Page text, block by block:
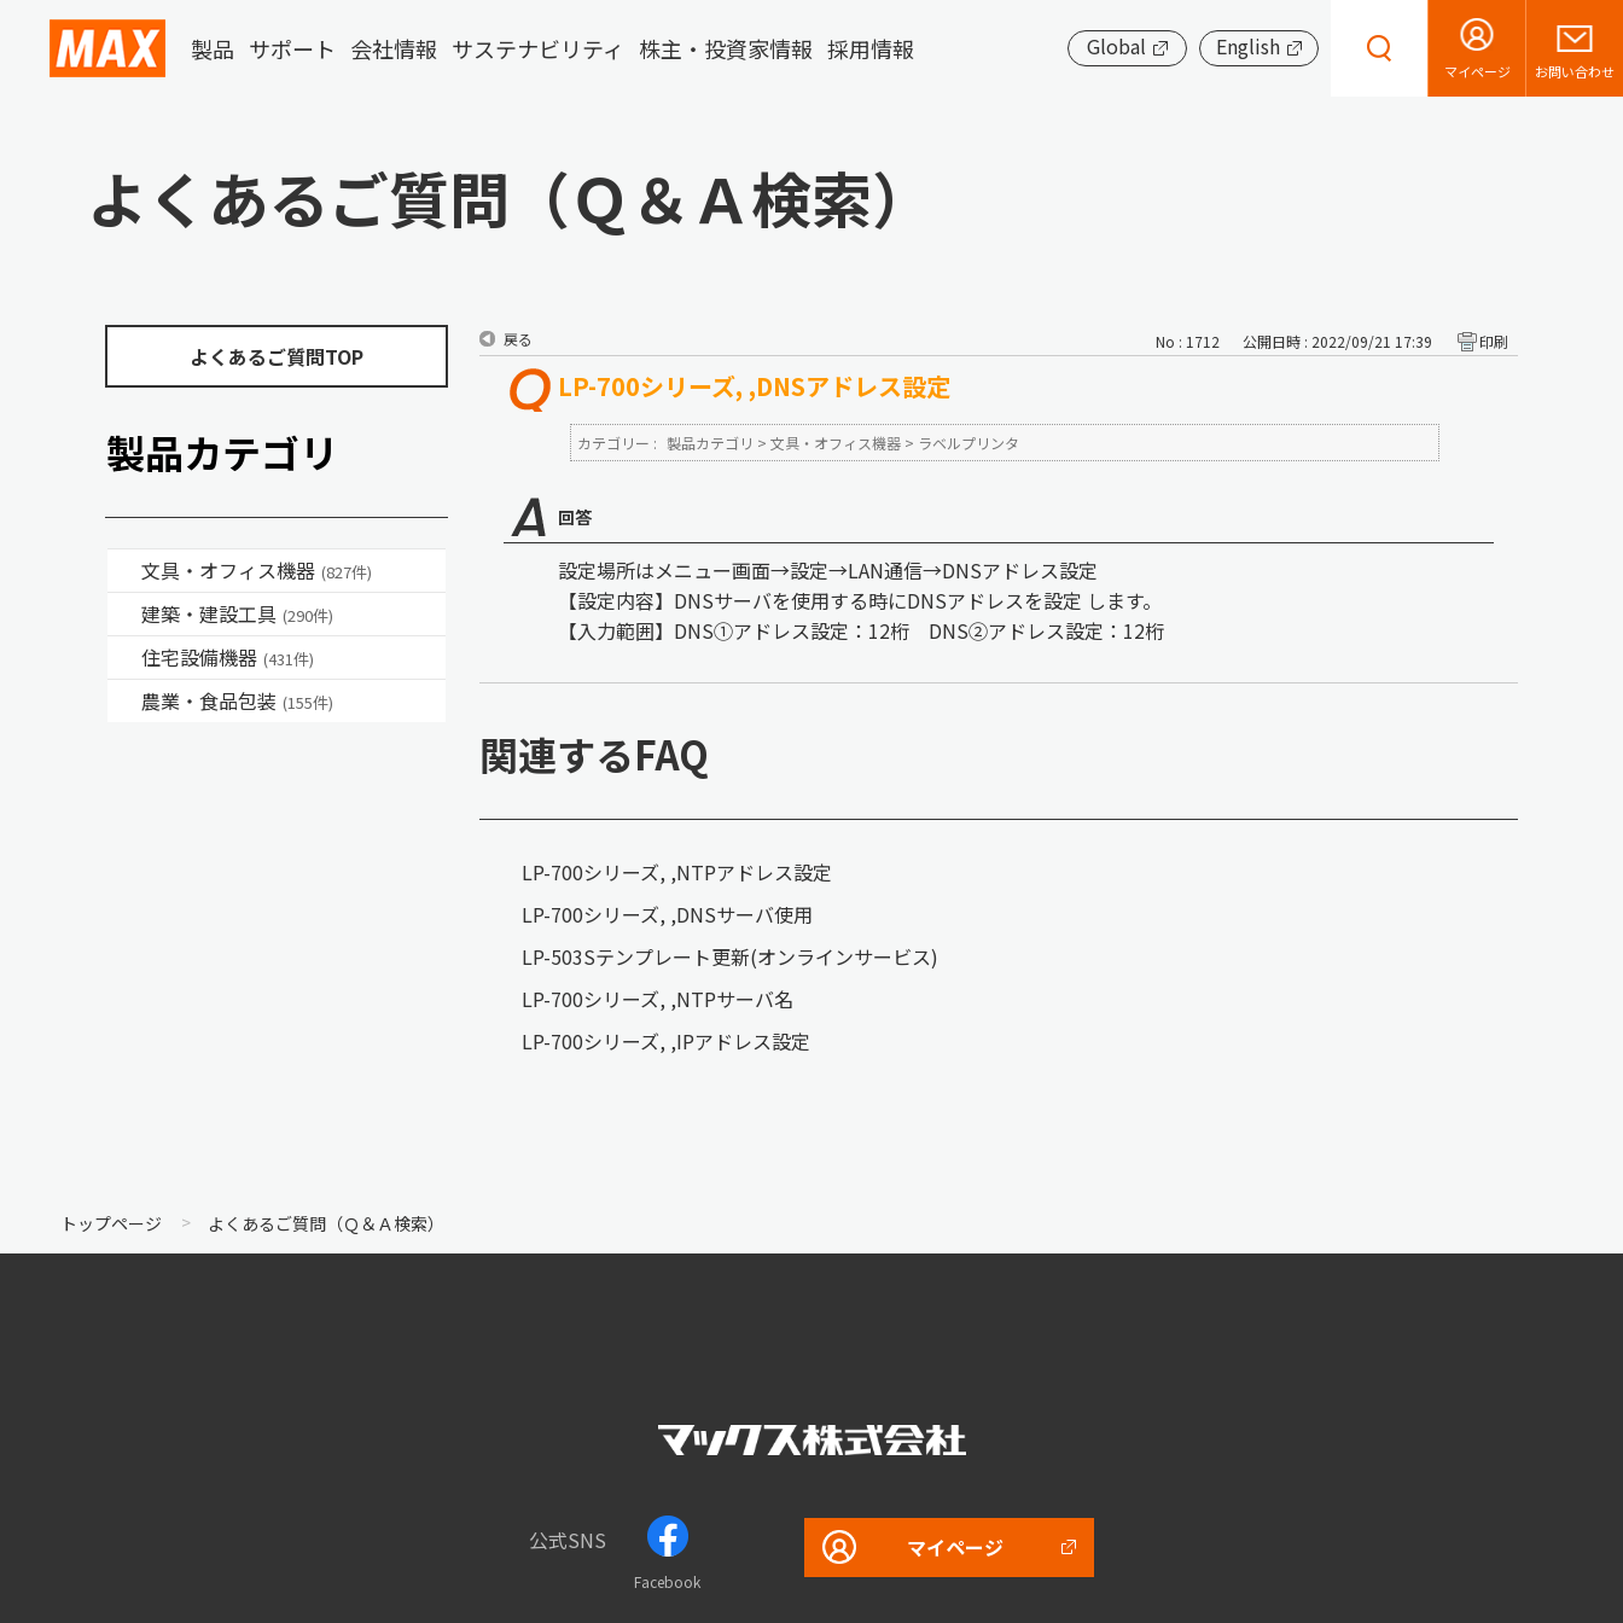
製品 サポート 会社情報 サステナビリティ 株主・投資家情報 採用情報 Global English
マイページ お問い合わせ
よくあるご質問（Ｑ＆Ａ検索）
よくあるご質問TOP
製品カテゴリ
文具・オフィス機器 (827件)
建築・建設工具 (290件)
住宅設備機器 (431件)
農業・食品包装 (155件)
戻る No : 1712 公開日時 : 2022/09/21 17:39 印刷
LP-700シリーズ, ,DNSアドレス設定
カテゴリー : 製品カテゴリ > 文具・オフィス機器 > ラベルプリンタ
回答
設定場所はメニュー画面→設定→LAN通信→DNSアドレス設定
【設定内容】DNSサーバを使用する時にDNSアドレスを設定 します。
【入力範囲】DNS①アドレス設定：12桁 DNS②アドレス設定：12桁
関連するFAQ
LP-700シリーズ, ,NTPアドレス設定
LP-700シリーズ, ,DNSサーバ使用
LP-503Sテンプレート更新(オンラインサービス)
LP-700シリーズ, ,NTPサーバ名
LP-700シリーズ, ,IPアドレス設定
トップページ よくあるご質問（Ｑ＆Ａ検索）
公式SNS
Facebook
マイページ